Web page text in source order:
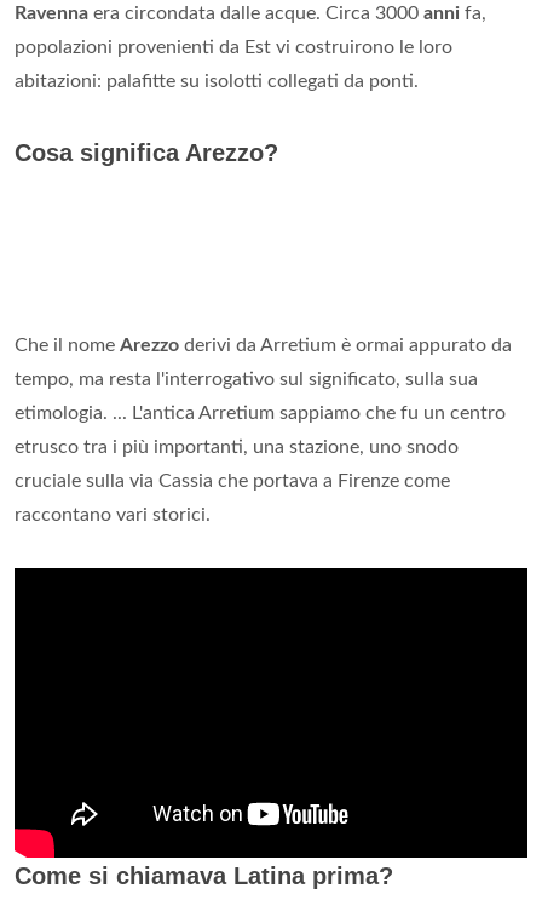
Ravenna era circondata dalle acque. Circa 3000 anni fa,
popolazioni provenienti da Est vi costruirono le loro
abitazioni: palafitte su isolotti collegati da ponti.
Cosa significa Arezzo?
Che il nome Arezzo derivi da Arretium è ormai appurato da
tempo, ma resta l'interrogativo sul significato, sulla sua
etimologia. ... L'antica Arretium sappiamo che fu un centro
etrusco tra i più importanti, una stazione, uno snodo
cruciale sulla via Cassia che portava a Firenze come
raccontano vari storici.
Come si chiamava Latina prima?